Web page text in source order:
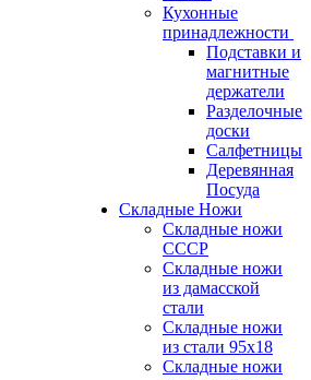
Кухонные
принадлежности
Подставки и
магнитные
держатели
Разделочные
доски
Салфетницы
Деревянная
Посуда
Складные Ножи
Cкладные ножи
СССР
Складные ножи
из дамасской
стали
Складные ножи
из стали 95х18
Складные ножи